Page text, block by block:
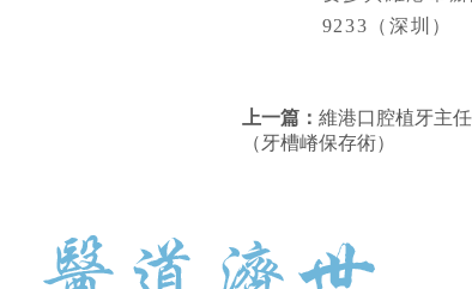
9233（深圳）
上一篇： 維港口腔植牙主
（牙槽嵴保存術）